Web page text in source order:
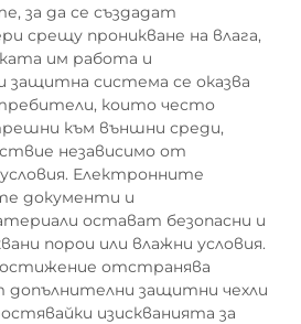
за да се създадат
срещу проникване на влага,
им работа и
защитна система се оказва
които често
към външни среди,
независимо от
Електронните
документи и
остават безопасни и
порои или влажни условия.
отстранява
защитни чехли
изискванията за